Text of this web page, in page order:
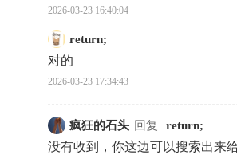
2026-03-23 16:40:04
return;
对的
2026-03-23 17:34:43
疯狂的石头 回复 return;
没有收到，你这边可以搜索出来